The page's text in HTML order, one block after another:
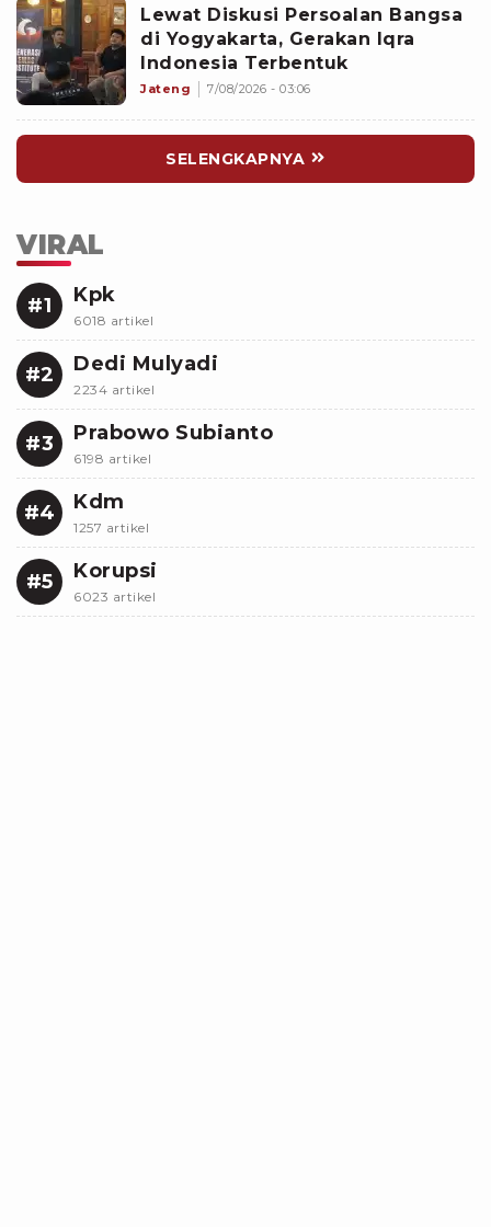
Lewat Diskusi Persoalan Bangsa
di Yogyakarta, Gerakan Iqra
Indonesia Terbentuk
Jateng 7/08/2026 - 03:06
SELENGKAPNYA
VIRAL
#1 Kpk
6018 artikel
#2 Dedi Mulyadi
2234 artikel
#3 Prabowo Subianto
6198 artikel
#4 Kdm
1257 artikel
#5 Korupsi
6023 artikel